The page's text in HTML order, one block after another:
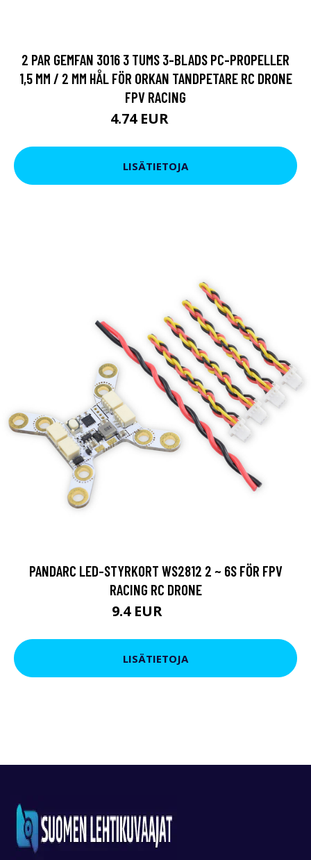
2 PAR GEMFAN 3016 3 TUMS 3-BLADS PC-PROPELLER
1,5 MM / 2 MM HÅL FÖR ORKAN TANDPETARE RC DRONE
FPV RACING
4.74 EUR
LISÄTIETOJA
PANDARC LED-STYRKORT WS2812 2 ~ 6S FÖR FPV
RACING RC DRONE
9.4 EUR
LISÄTIETOJA